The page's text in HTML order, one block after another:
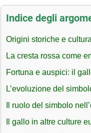
Indice degli
Origini storiche e
La cresta rossa come
Fortuna e auspici: il
L’evoluzione del
Il ruolo del simbolo
Il gallo in altre culture